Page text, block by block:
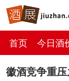
首页 今日酒
百科
徽酒竞争重